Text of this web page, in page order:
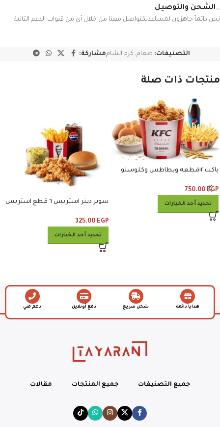
الشحن والتوصيل
نحن دائماً جاهزون لمساعدتكتواصل معنا من خلال أي من قنوات الدعم التالية:
التصنيفات: طعام, كرم الشاممشاركة:
منتجات ذات صلة
باكت ١٢قطعه وبطاطس وكلوسلو
750.00 EGP
تحديد أحد الخيارات
سوبر دينر استربس ٦ قطع استربس
325.00 EGP
تحديد أحد الخيارات
هدايا دائمة شحن سريع دفع أونلاين دعم فني
جميع التصنيفات جميع المنتجات مقالات